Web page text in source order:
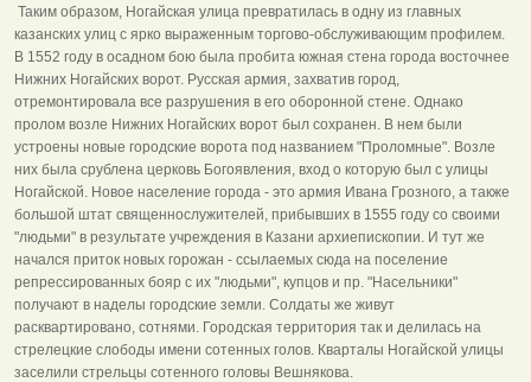
Таким образом, Ногайская улица превратилась в одну из главных
казанских улиц с ярко выраженным торгово-обслуживающим профилем.
В 1552 году в осадном бою была пробита южная стена города восточнее
Нижних Ногайских ворот. Русская армия, захватив город,
отремонтировала все разрушения в его оборонной стене. Однако
пролом возле Нижних Ногайских ворот был сохранен. В нем были
устроены новые городские ворота под названием "Проломные". Возле
них была срублена церковь Богоявления, вход о которую был с улицы
Ногайской. Новое население города - это армия Ивана Грозного, а также
большой штат священнослужителей, прибывших в 1555 году со своими
"людьми" в результате учреждения в Казани архиепископии. И тут же
начался приток новых горожан - ссылаемых сюда на поселение
репрессированных бояр с их "людьми", купцов и пр. "Насельники"
получают в наделы городские земли. Солдаты же живут
расквартировано, сотнями. Городская территория так и делилась на
стрелецкие слободы имени сотенных голов. Кварталы Ногайской улицы
заселили стрельцы сотенного головы Вешнякова.